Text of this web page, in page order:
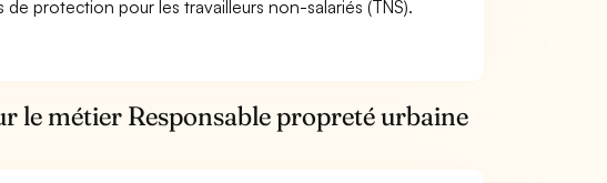
protection pour les travailleurs non-salariés (TNS).
le métier Responsable propreté urbaine